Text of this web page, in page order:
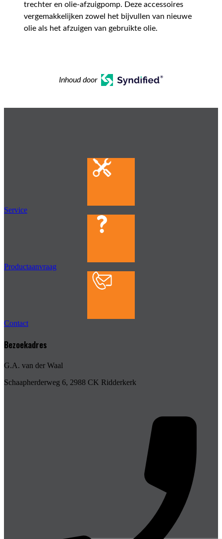
trechter en olie-afzuigpomp. Deze accessoires
vergemakkelijken zowel het bijvullen van nieuwe
olie als het afzuigen van gebruikte olie.
Inhoud door
Service
Productaanvraag
Contact
Bezoekadres
G.A. van der Waal
Schaapherderweg 6, 2988 CK Ridderkerk